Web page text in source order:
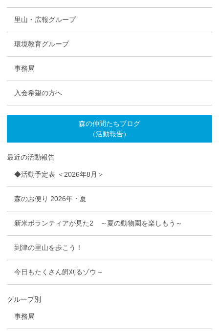
里山・広報グループ
環境教育グループ
事務局
入会希望の方へ
森の仲間たちブログ
（活動報告）
最近の活動報告
◆活動予定表 ＜2026年8月＞
森のお便り 2026年・夏
新米ボランティアが見た2 ～夏の動物園を楽しもう～
到津の里山を歩こう！
今日もたくさん餌刈るゾウ～
グループ別
事務局